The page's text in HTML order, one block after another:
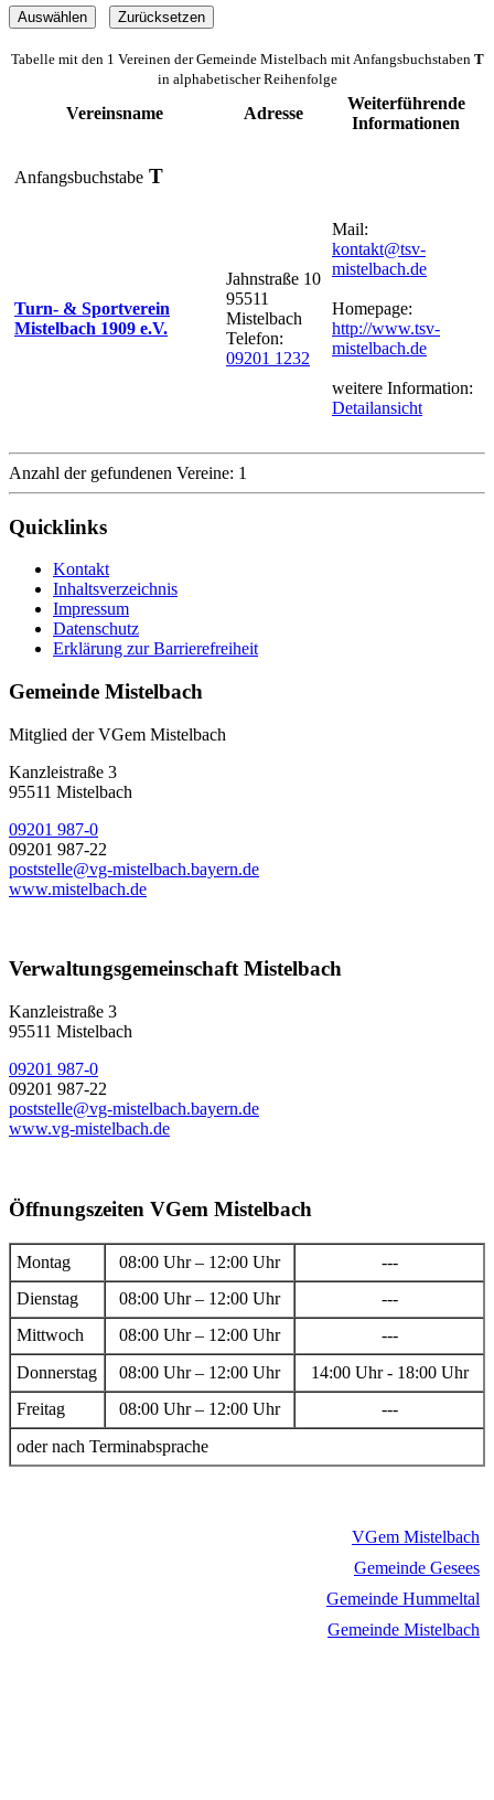
Tabelle mit den 1 Vereinen der Gemeinde Mistelbach mit Anfangsbuchstaben T
in alphabetischer Reihenfolge
Vereinsname Adresse
Weiterführende
Informationen
Anfangsbuchstabe T
Turn- & Sportverein
Mistelbach 1909 e.V.
Jahnstraße 10
95511
Mistelbach
Telefon:
09201 1232
Mail:
kontakt@tsv-
mistelbach.de
Homepage:
http://www.tsv-
mistelbach.de
weitere Information:
Detailansicht
Anzahl der gefundenen Vereine: 1
Quicklinks
Kontakt
Inhaltsverzeichnis
Impressum
Datenschutz
Erklärung zur Barrierefreiheit
Gemeinde Mistelbach
Mitglied der VGem Mistelbach
Kanzleistraße 3
95511 Mistelbach
09201 987-0
09201 987-22
poststelle@vg-mistelbach.bayern.de
www.mistelbach.de
Verwaltungsgemeinschaft Mistelbach
Kanzleistraße 3
95511 Mistelbach
09201 987-0
09201 987-22
poststelle@vg-mistelbach.bayern.de
www.vg-mistelbach.de
Öffnungszeiten VGem Mistelbach
Montag 08:00 Uhr – 12:00 Uhr
---
Dienstag
08:00 Uhr – 12:00 Uhr
---
Mittwoch
08:00 Uhr – 12:00 Uhr
---
Donnerstag
08:00 Uhr – 12:00 Uhr
14:00 Uhr - 18:00 Uhr
Freitag
08:00 Uhr – 12:00 Uhr
---
oder nach Terminabsprache
VGem Mistelbach
Gemeinde Gesees
Gemeinde Hummeltal
Gemeinde Mistelbach